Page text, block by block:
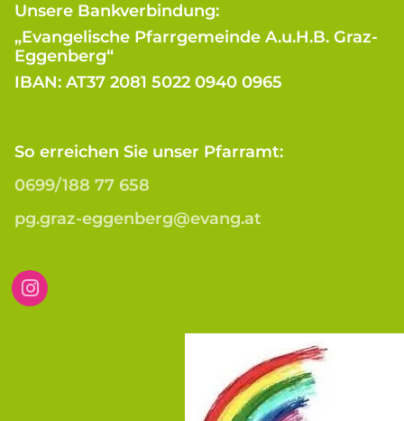
Unsere Bankverbindung:
„Evangelische Pfarrgemeinde A.u.H.B. Graz-
Eggenberg“
IBAN: AT37 2081 5022 0940 0965
So erreichen Sie unser Pfarramt:
0699/188 77 658
pg.graz-eggenberg@evang.at